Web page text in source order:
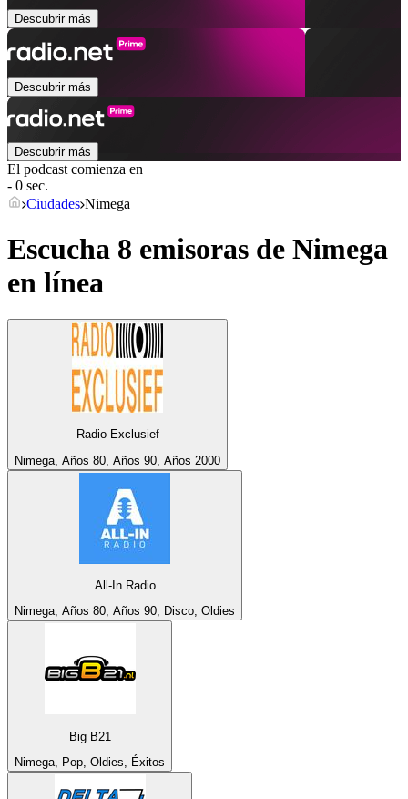
Descubrir más
Descubrir más
Descubrir más
El podcast comienza en
- 0 sec.
Ciudades Nimega
Escucha 8 emisoras de Nimega
en línea
Radio Exclusief
Nimega, Años 80, Años 90, Años 2000
All-In Radio
Nimega, Años 80, Años 90, Disco, Oldies
Big B21
Nimega, Pop, Oldies, Éxitos